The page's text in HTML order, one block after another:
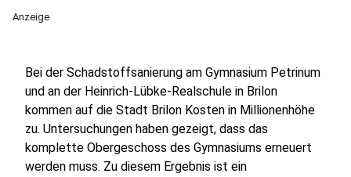
Anzeige
Bei der Schadstoffsanierung am Gymnasium Petrinum
und an der Heinrich-Lübke-Realschule in Brilon
kommen auf die Stadt Brilon Kosten in Millionenhöhe
zu. Untersuchungen haben gezeigt, dass das
komplette Obergeschoss des Gymnasiums erneuert
werden muss. Zu diesem Ergebnis ist ein